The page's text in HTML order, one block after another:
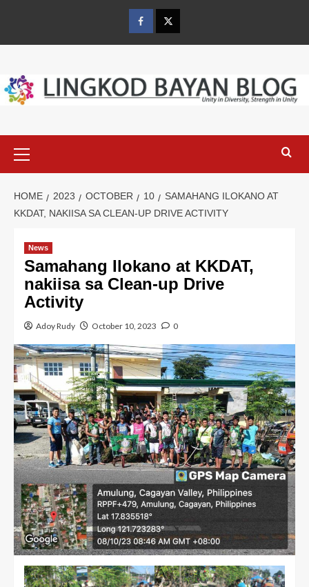
content
FacebookTwitter
Menu
HOME 2023 OCTOBER 10
SAMAHANG ILOKANO AT
KKDAT, NAKIISA SA CLEAN-UP DRIVE ACTIVITY
News
Samahang Ilokano at KKDAT,
nakiisa sa Clean-up Drive
Activity
Adoy Rudy October 10, 2023 0